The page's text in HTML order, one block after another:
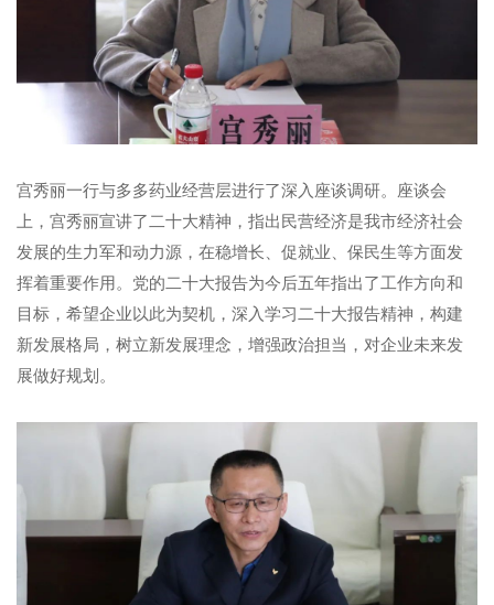
宫秀丽一行与多多药业经营层进行了深入座谈调研。座谈会
上，宫秀丽宣讲了二十大精神，指出民营经济是我市经济社会
发展的生力军和动力源，在稳增长、促就业、保民生等方面发
挥着重要作用。党的二十大报告为今后五年指出了工作方向和
目标，希望企业以此为契机，深入学习二十大报告精神，构建
新发展格局，树立新发展理念，增强政治担当，对企业未来发
展做好规划。